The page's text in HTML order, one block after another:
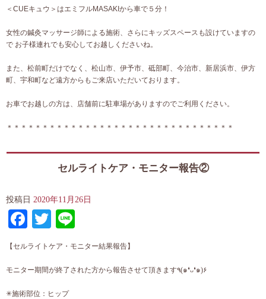
＜CUEキュウ＞はエミフルMASAKIから車で５分！
女性の鍼灸マッサージ師による施術、さらにキッズスペースも設けていますの
で お子様連れでも安心してお越しくださいね。
また、松前町だけでなく、松山市、伊予市、砥部町、今治市、新居浜市、伊方
町、宇和町など遠方からもご来店いただいております。
お車でお越しの方は、店舗前に駐車場がありますのでご利用ください。
＊＊＊＊＊＊＊＊＊＊＊＊＊＊＊＊＊＊＊＊＊＊＊＊＊＊＊＊＊＊＊＊
セルライトケア・モニター報告②
投稿日 2020年11月26日
Facebook
Twitter
【セルライトケア・モニター結果報告】
モニター期間が終了された方から報告させて頂きます٩(๑❛ᴗ❛๑)۶
✳︎施術部位：ヒップ